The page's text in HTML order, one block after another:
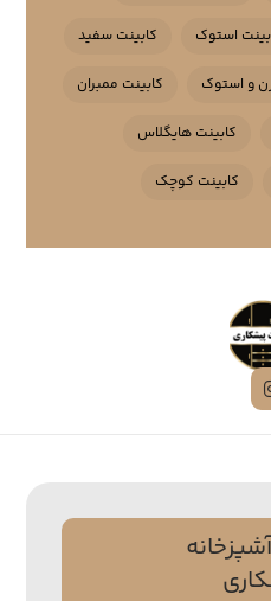
استوک کابینت سفید
و استوک کابینت ممبران
کابینت هایگلاس
کابینت کوچک